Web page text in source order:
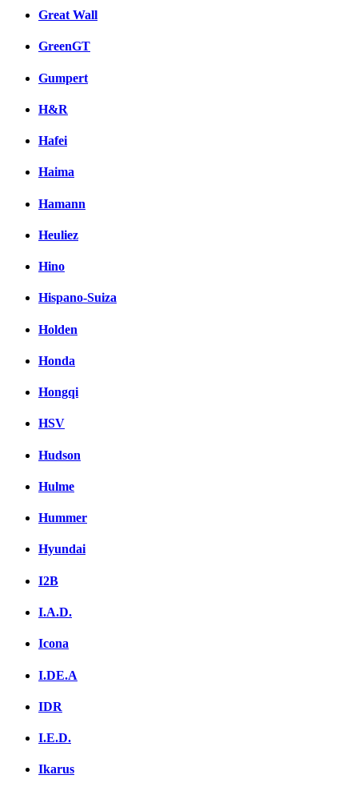
Great Wall
GreenGT
Gumpert
H&R
Hafei
Haima
Hamann
Heuliez
Hino
Hispano-Suiza
Holden
Honda
Hongqi
HSV
Hudson
Hulme
Hummer
Hyundai
I2B
I.A.D.
Icona
I.DE.A
IDR
I.E.D.
Ikarus